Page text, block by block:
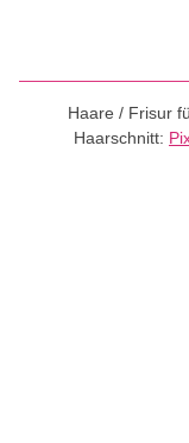
Haare / Frisur
Haarschnitt: